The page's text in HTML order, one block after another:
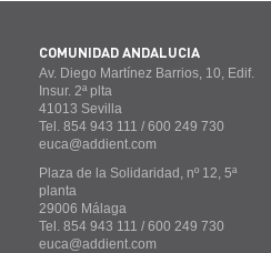
COMUNIDAD ANDALUCÍA
Av. Diego Martínez Barrios, 10, Edif.
Insur. 2ª plta
41013 Sevilla
Tel. 854 943 111 / 600 249 730
euca@addient.com
Plaza de la Solidaridad, nº 12, 5ª
planta
29006 Málaga
Tel. 854 943 111 / 600 249 730
euca@addient.com